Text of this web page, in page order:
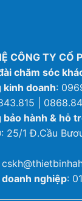
CÔNG TY CỔ
chăm sóc
kinh doanh:
|
bảo hành & hỗ
: 25/1 Đ.Cầu
doanh nghiệp: